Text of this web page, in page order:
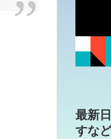
最新
すな